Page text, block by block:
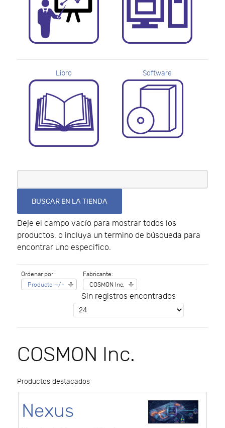
Libro Software
Deje el campo vacío para mostrar todos los
productos, o incluya un termino de búsqueda para
encontrar uno especifico.
Ordenar por
Producto +/-
Fabricante:
COSMON Inc.
Sin registros encontrados
COSMON Inc.
Productos destacados
Nexus